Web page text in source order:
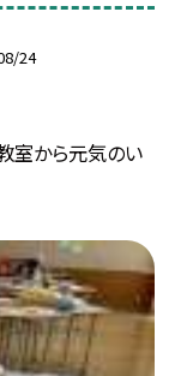
24
室から元気のい